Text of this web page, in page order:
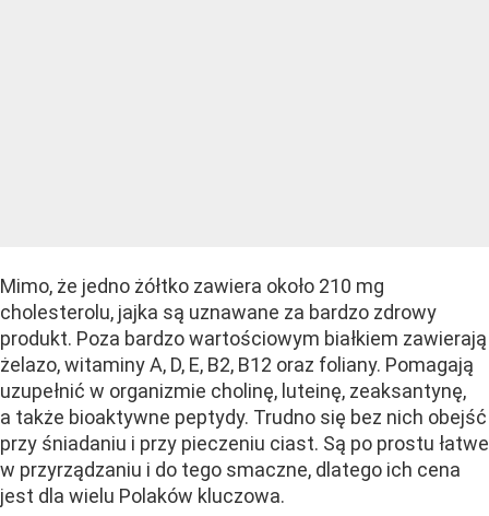
Mimo, że jedno żółtko zawiera około 210 mg
cholesterolu, jajka są uznawane za bardzo zdrowy
produkt. Poza bardzo wartościowym białkiem zawierają
żelazo, witaminy A, D, E, B2, B12 oraz foliany. Pomagają
uzupełnić w organizmie cholinę, luteinę, zeaksantynę,
a także bioaktywne peptydy. Trudno się bez nich obejść
przy śniadaniu i przy pieczeniu ciast. Są po prostu łatwe
w przyrządzaniu i do tego smaczne, dlatego ich cena
jest dla wielu Polaków kluczowa.